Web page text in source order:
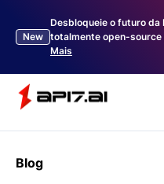
New
Desbloqueie o futuro da
totalmente open-source
Mais
Blog